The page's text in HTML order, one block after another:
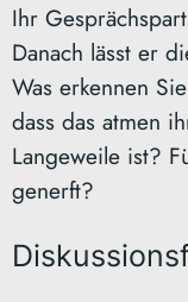
Ihr
Danach lässt er
Was erkennen
dass das atmen
Langeweile ist?
generft?